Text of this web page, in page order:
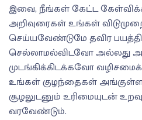
இவை, நீங்கள் கேட்ட
அறிவுரைகள் உங்கள்
செய்யவேண்டுமே தவிர
செல்லாமல்விடவோ அல்லது
முடங்கிக்கிடக்கவோ
உங்கள் குழந்தைகள் அங்குள்ள
சூழலுடனும் உரிமையுடன்
வரவேண்டும்.